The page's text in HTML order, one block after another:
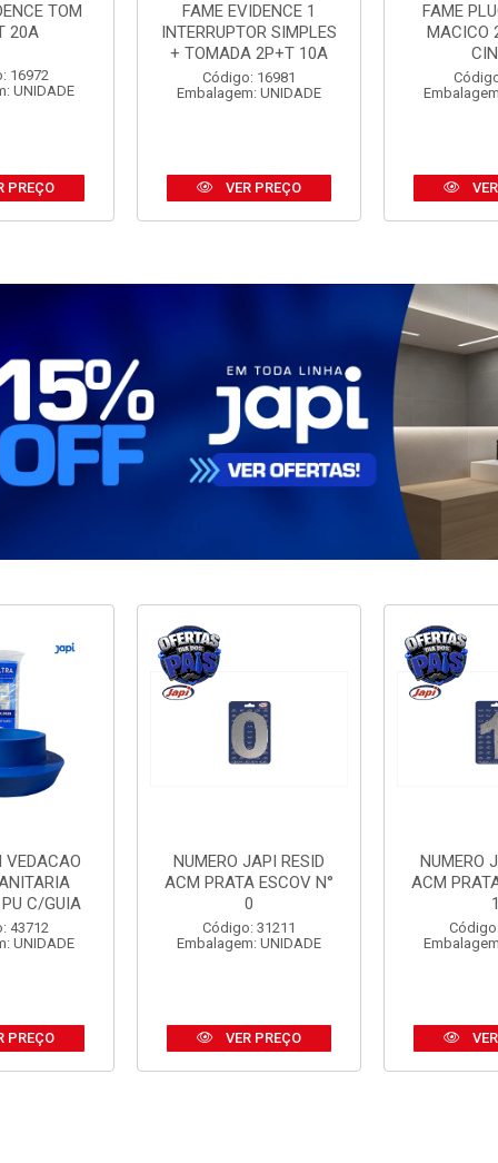
TOM
20A
16972
UNIDADE
PREÇO
FAME EVIDENCE 1
INTERRUPTOR SIMPLES
+ TOMADA 2P+T 10A
Código: 16981
Embalagem: UNIDADE
VER PREÇO
FAME
MACICO
C/GUIA
43712
UNIDADE
PREÇO
NUMERO JAPI RESID
ACM PRATA ESCOV N°
0
Código: 31211
Embalagem: UNIDADE
VER PREÇO
NUMERO
ACM
1